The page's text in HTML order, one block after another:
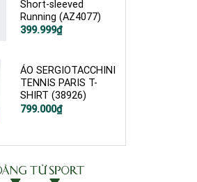
Short-sleeved
Running (AZ4077)
Giá
399.999₫
Giá
399.999₫.
ÁO SERGIOTACCHINI
TENNIS PARIS T-
SHIRT (38926)
799.000₫